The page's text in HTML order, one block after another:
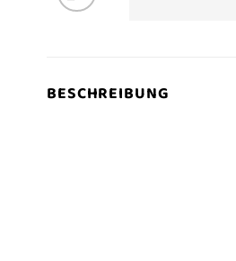
BESCHREIBUNG